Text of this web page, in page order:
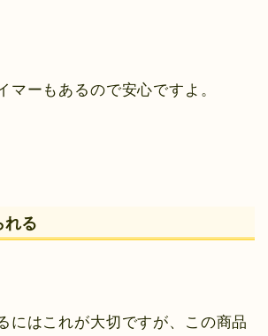
マーもあるので安心ですよ。
れる
にはこれが大切ですが、この商品